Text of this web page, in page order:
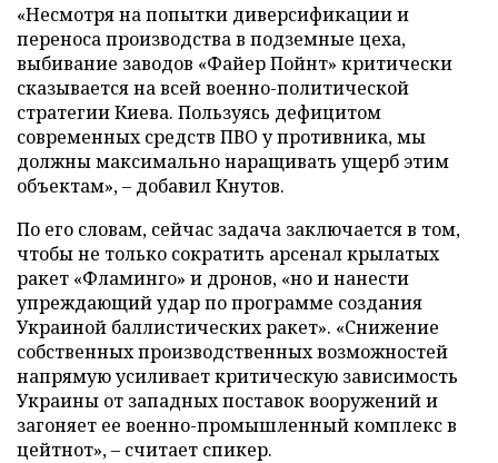
«Несмотря на попытки диверсификации и
переноса производства в подземные цеха,
выбивание заводов «Файер Пойнт» критически
сказывается на всей военно-политической
стратегии Киева. Пользуясь дефицитом
современных средств ПВО у противника, мы
должны максимально наращивать ущерб этим
объектам», – добавил Кнутов.
По его словам, сейчас задача заключается в том,
чтобы не только сократить арсенал крылатых
ракет «Фламинго» и дронов, «но и нанести
упреждающий удар по программе создания
Украиной баллистических ракет». «Снижение
собственных производственных возможностей
напрямую усиливает критическую зависимость
Украины от западных поставок вооружений и
загоняет ее военно-промышленный комплекс в
цейтнот», – считает спикер.